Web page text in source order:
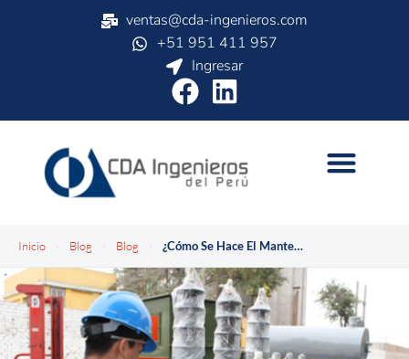
ventas@cda-ingenieros.com
+51 951 411 957
Ingresar
Inicio Blog Blog ¿Cómo Se Hace El Mantenimiento De Transformadores?